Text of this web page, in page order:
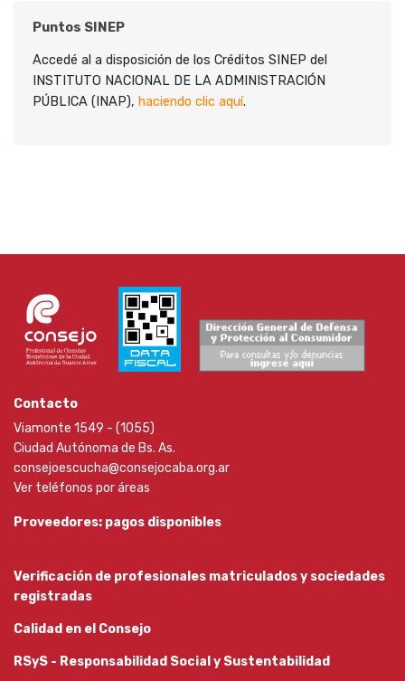
Puntos SINEP
Accedé al a disposición de los Créditos SINEP del
INSTITUTO NACIONAL DE LA ADMINISTRACIÓN
PÚBLICA (INAP), haciendo clic aquí.
Contacto
Viamonte 1549 - (1055)
Ciudad Autónoma de Bs. As.
consejoescucha@consejocaba.org.ar
Ver teléfonos por áreas
Proveedores: pagos disponibles
Verificación de profesionales matriculados y sociedades
registradas
Calidad en el Consejo
RSyS - Responsabilidad Social y Sustentabilidad